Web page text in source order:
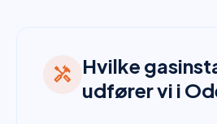
handyman Hvilke
udfører vi i